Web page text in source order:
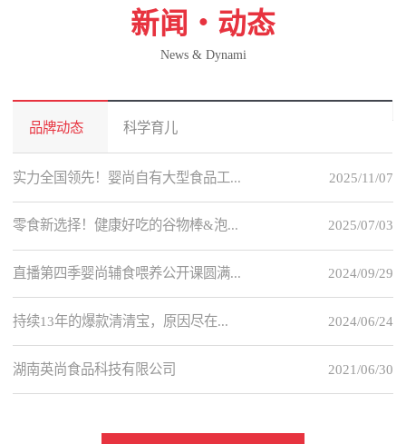
新闻・动态
News & Dynami
品牌动态 科学育儿
2025/11/07
实力全国领先！婴尚自有大型食品工...
2025/07/03
零食新选择！健康好吃的谷物棒&泡...
2024/09/29
直播第四季婴尚辅食喂养公开课圆满...
2024/06/24
持续13年的爆款清清宝，原因尽在...
2021/06/30
湖南英尚食品科技有限公司